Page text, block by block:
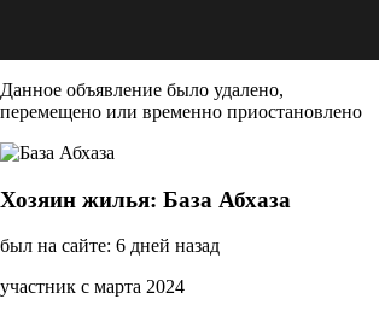
Данное объявление было удалено,
перемещено или временно приостановлено
Хозяин жилья: База Абхаза
был на сайте: 6 дней назад
участник с марта 2024